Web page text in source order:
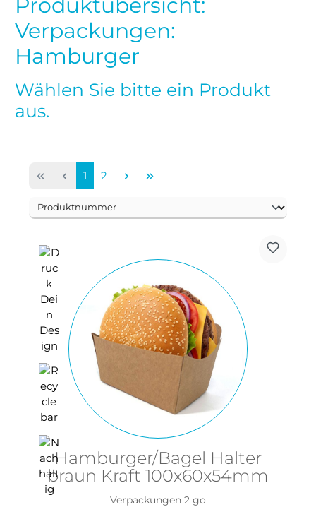
Produktübersicht:
Verpackungen:
Hamburger
Wählen Sie bitte ein Produkt
aus.
Seite
1 Seite
2
Hamburger/Bagel Halter
braun Kraft 100x60x54mm
Verpackungen 2 go